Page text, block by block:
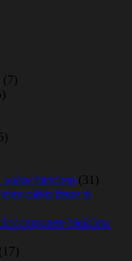
(7)
valve bicicleta (31)
cablu frane si
bicicleta
(17)